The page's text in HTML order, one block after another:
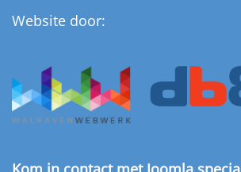
Website door: